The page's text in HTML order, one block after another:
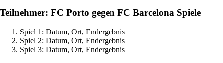
Teilnehmer: FC Porto gegen FC Barcelona Spiele
Spiel 1: Datum, Ort, Endergebnis
Spiel 2: Datum, Ort, Endergebnis
Spiel 3: Datum, Ort, Endergebnis